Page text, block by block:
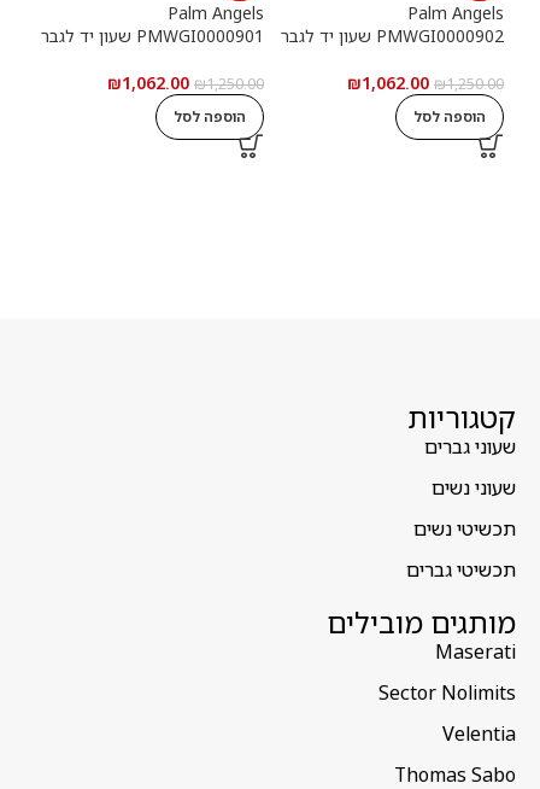
Palm Angels
PMWGI0000902 שעון יד לגבר
₪1,250.00
₪1,062.00
הוספה לסל
Palm Angels
PMWGI0000901 שעון יד לגבר
₪1,250.00
₪1,062.00
הוספה לסל
קטגוריות
שעוני גברים
שעוני נשים
תכשיטי נשים
תכשיטי גברים
מותגים מובילים
Maserati
Sector Nolimits
Velentia
Thomas Sabo